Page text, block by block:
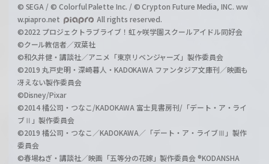
© SEGA / © Colorful Palette Inc. / © Crypton Future Media, INC. ww
w.piapro.net
All rights reserved.
©2022 プロジェクトラブライブ！虹ヶ咲学園スクールアイドル同好会
©クール教信者／双葉社
©和久井健・講談社／アニメ「東京リベンジャーズ」製作委員会
©2019 丸戸史明・深崎暮人・KADOKAWA ファンタジア文庫刊／映画も
冴えない製作委員会
©Disney/Pixar
©2014 橘公司・つなこ/KADOKAWA 富士見書房刊/「デート・ア・ライ
ブⅡ」製作委員会
©2019 橘公司・つなこ／KADOKAWA／「デート・ア・ライブⅢ」製作
委員会
©春場ねぎ・講談社／映画「五等分の花嫁」製作委員会 ®KODANSHA